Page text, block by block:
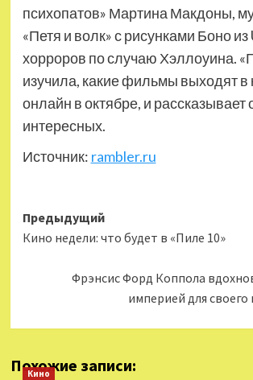
психопатов» Мартина Макдоны,
«Петя и волк» с рисунками Боно из
хорроров по случаю Хэллоуина.
изучила, какие фильмы выходят в
онлайн в октябре, и рассказывает
интересных.
Источник: rambler.ru
Навигация
записи
Предыдущий
Кино недели: что будет в «Пиле 10»
Фрэнсис Форд Коппола
империей для
Похожие записи:
Кино